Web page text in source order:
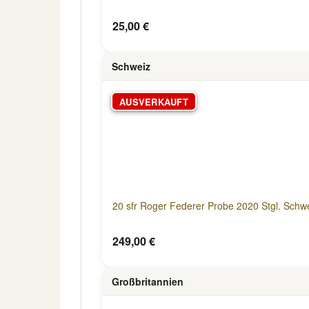
25,00 €
Schweiz
AUSVERKAUFT
20 sfr Roger Federer Probe 2020 Stgl.
249,00 €
Großbritannien